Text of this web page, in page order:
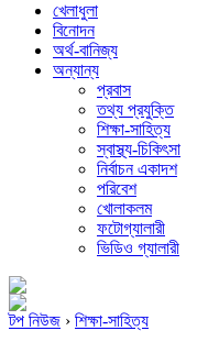
খেলাধুলা
বিনোদন
অর্থ-বানিজ্য
অন্যান্য
প্রবাস
তথ্য প্রযুক্তি
শিক্ষা-সাহিত্য
স্বাস্থ্য-চিকিৎসা
নির্বাচন একাদশ
পরিবেশ
খোলাকলম
ফটোগ্যালারী
ভিডিও গ্যালারী
টপ নিউজ › শিক্ষা-সাহিত্য